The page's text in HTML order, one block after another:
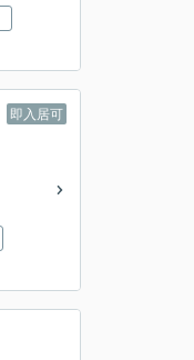
即入居可